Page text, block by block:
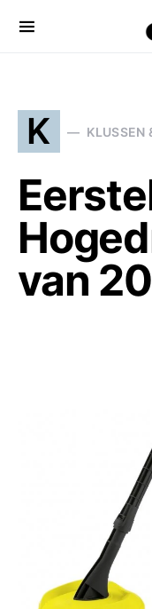
Search for:
K KLUSSEN
van